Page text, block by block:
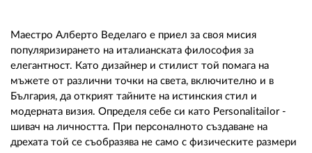
Маестро Алберто Веделаго е приел за своя мисия
популяризирането на италианската философия за
елегантност. Като дизайнер и стилист той помага на
мъжете от различни точки на света, включително и в
България, да открият тайните на истинския стил и
модерната визия. Определя себе си като Personalitailor -
шивач на личността. При персоналното създаване на
дрехата той се съобразява не само с физическите размери
РЕКЛАМА
АБОНАМЕНТ
УСЛОВИЯ ЗА ПОЛЗВАНЕ
ПОЛИТИКА ЗА БИСКВИТКИТЕ